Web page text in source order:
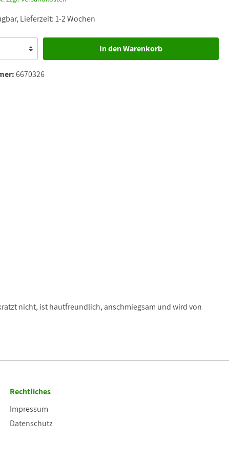
Lieferzeit: 1-2 Wochen
In den Warenkorb
6670326
nicht, ist hautfreundlich, anschmiegsam und wird von
Rechtliches
Impressum
Datenschutz